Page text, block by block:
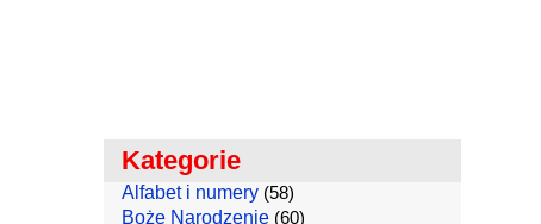
Kategorie
Alfabet i numery(58)
Boże Narodzenie(60)